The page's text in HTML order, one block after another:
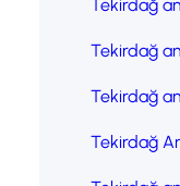
Tekirdağ
Tekirdağ
Tekirdağ
Tekirdağ